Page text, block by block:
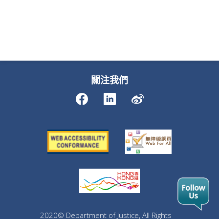
關注我們
2020© Department of Justice, All Rights